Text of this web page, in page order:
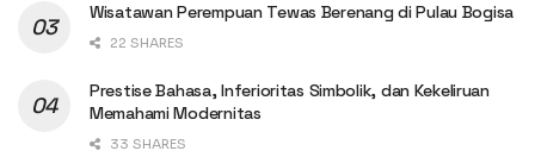
Wisatawan Perempuan Tewas Berenang di Pulau Bogisa
22 SHARES
Prestise Bahasa, Inferioritas Simbolik, dan Kekeliruan
Memahami Modernitas
33 SHARES